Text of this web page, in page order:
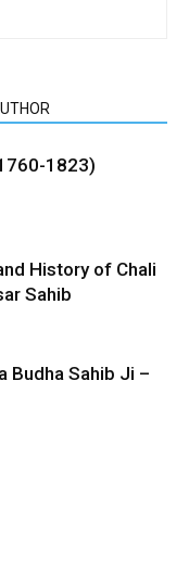
1823)
History of Chali
Sahib
Budha Sahib Ji –